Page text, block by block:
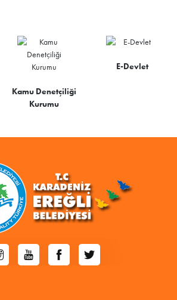
Kamu Denetçiliği
Kurumu
E-Devlet